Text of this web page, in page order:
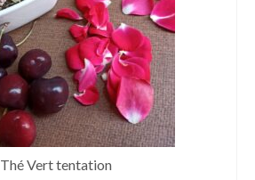
Thé Vert tentation